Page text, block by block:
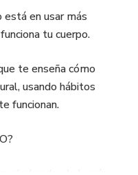
en usar más
tu cuerpo.
te enseña cómo
usando hábitos
funcionan.